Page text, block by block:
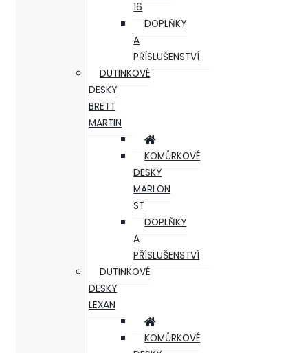
16
DOPLŇKY
A
PŘÍSLUŠENSTVÍ
DUTINKOVÉ
DESKY
BRETT
MARTIN
KOMŮRKOVÉ
DESKY
MARLON
ST
DOPLŇKY
A
PŘÍSLUŠENSTVÍ
DUTINKOVÉ
DESKY
LEXAN
KOMŮRKOVÉ